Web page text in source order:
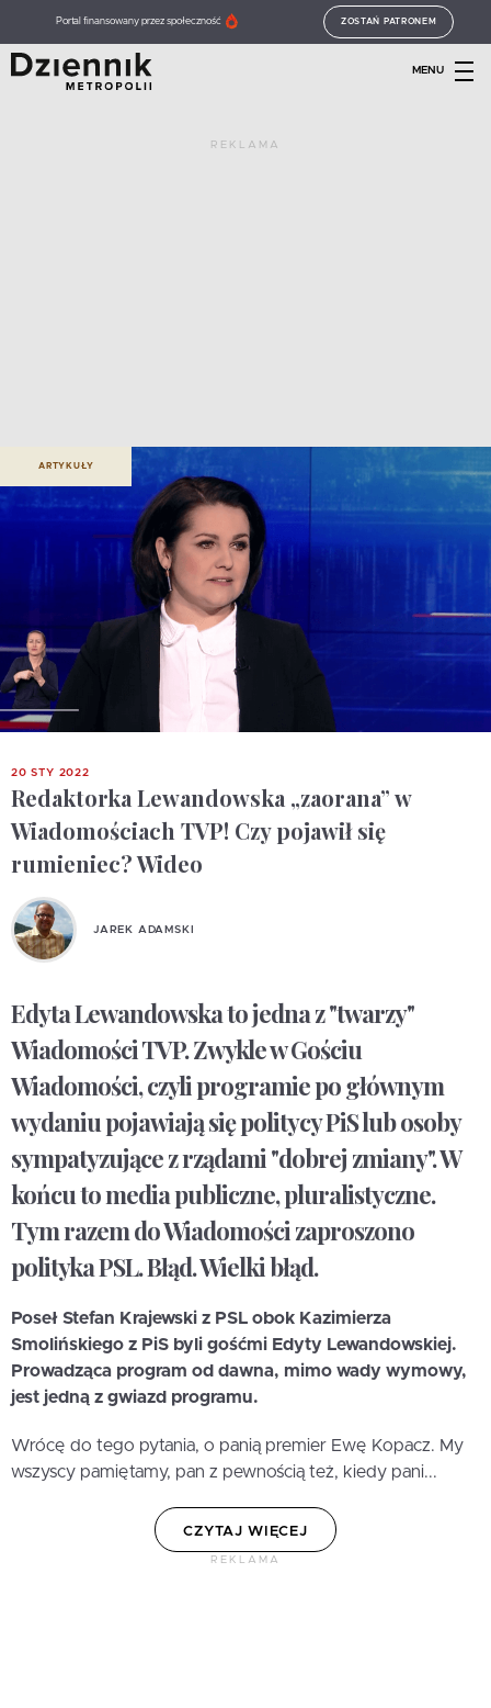
Portal finansowany przez społeczność ZOSTAŃ PATRONEM
MENU
REKLAMA
ARTYKUŁY
20 STY 2022
Redaktorka Lewandowska „zaorana” w
Wiadomościach TVP! Czy pojawił się
rumieniec? Wideo
JAREK ADAMSKI
Edyta Lewandowska to jedna z "twarzy"
Wiadomości TVP. Zwykle w Gościu
Wiadomości, czyli programie po głównym
wydaniu pojawiają się politycy PiS lub osoby
sympatyzujące z rządami "dobrej zmiany". W
końcu to media publiczne, pluralistyczne.
Tym razem do Wiadomości zaproszono
polityka PSL. Błąd. Wielki błąd.
Poseł Stefan Krajewski z PSL obok Kazimierza
Smolińskiego z PiS byli gośćmi Edyty Lewandowskiej.
Prowadząca program od dawna, mimo wady wymowy,
jest jedną z gwiazd programu.
Wrócę do tego pytania, o panią premier Ewę Kopacz. My
wszyscy pamiętamy, pan z pewnością też, kiedy pani...
CZYTAJ WIĘCEJ
REKLAMA